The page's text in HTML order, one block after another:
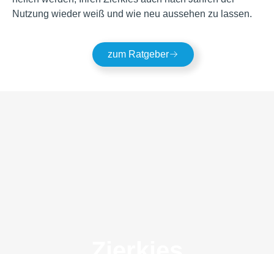
Nutzung wieder weiß und wie neu aussehen zu lassen.
zum Ratgeber